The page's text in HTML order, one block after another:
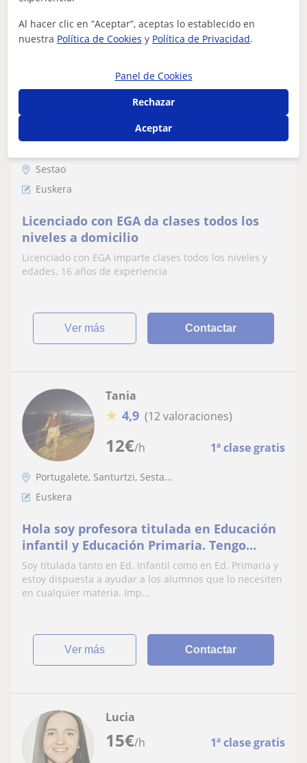
ver más Contactar
€
Jorge
Sestao
Euskera
Licenciado con EGA da clases todos los
niveles a domicilio
Licenciado con EGA imparte clases todos los niveles y
edades. 16 años de experiencia
ver más Contactar
12€/h 1ª clase gratis
Tania
★ 4,9 (12 valoraciones)
Portugalete, Santurtzi, Sesta...
Euskera
Hola soy profesora titulada en Educación
infantil y Educación Primaria. Tengo
experiencia en dar clases particularesy
doy clases de todas las materias
Soy titulada tanto en Ed. Infantil como en Ed. Primaria y
estoy dispuesta a ayudar a los alumnos que lo necesiten
en cualquier materia. Imp...
ver más Contactar
15€/h 1ª clase gratis
Lucia
Al hacer clic en “Aceptar”, aceptas lo establecido en
nuestra Política de Cookies y Política de Privacidad.
Panel de Cookies
Rechazar
Aceptar